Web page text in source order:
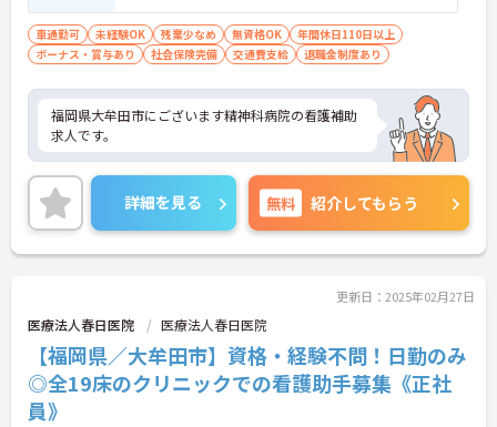
車通勤可 未経験OK 残業少なめ 無資格OK
年間休日110日以上
ボーナス・賞与あり
社会保険完備 交通費支給 退職金制度あり
福岡県大牟田市にございます精神科病院の看護補助
求人です。
詳細を見る 無料 紹介してもらう
更新日：2025年02月27日
医療法人春日医院 医療法人春日医院
【福岡県／大牟田市】資格・経験不問！日勤のみ
◎全19床のクリニックでの看護助手募集《正社
員》